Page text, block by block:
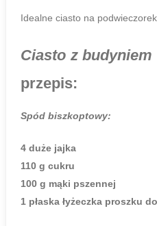
Idealne ciasto na
Ciasto z
przepis:
Spód biszkoptowy:
4 duże jajka
110 g cukru
100 g mąki pszennej
1 płaska łyżeczka proszku